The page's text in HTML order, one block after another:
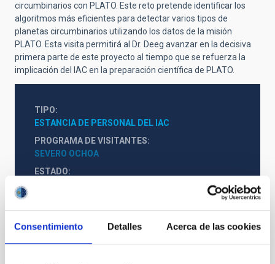
Consentimiento Detalles Acerca de las cookies
circumbinarios con PLATO. Este reto pretende identificar los
algoritmos más eficientes para detectar varios tipos de
planetas circumbinarios utilizando los datos de la misión
PLATO. Esta visita permitirá al Dr. Deeg avanzar en la decisiva
primera parte de este proyecto al tiempo que se refuerza la
implicación del IAC en la preparación científica de PLATO.
TIPO
ESTANCIA DE PERSONAL DEL IAC
PROGRAMA DE VISITANTES
SEVERO OCHOA
ESTADO